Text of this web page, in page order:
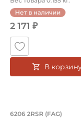
Нет в наличии
2 171 ₽
В
Подшипник
6206 2RSR (FAG)